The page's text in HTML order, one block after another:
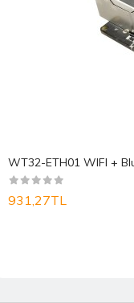
WT32-ETH01 WIFI +
931,27TL